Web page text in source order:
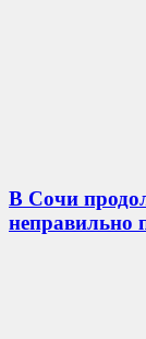
В Сочи
неправильно